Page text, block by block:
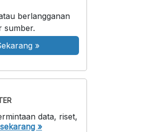
berlangganan
sumber.
»
data, riset,
»